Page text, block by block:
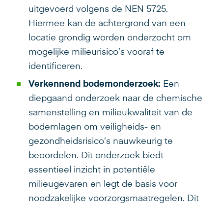
uitgevoerd volgens de NEN 5725.
Hiermee kan de achtergrond van een
locatie grondig worden onderzocht om
mogelijke milieurisico’s vooraf te
identificeren.
Verkennend bodemonderzoek: Een
diepgaand onderzoek naar de chemische
samenstelling en milieukwaliteit van de
bodemlagen om veiligheids- en
gezondheidsrisico’s nauwkeurig te
beoordelen. Dit onderzoek biedt
essentieel inzicht in potentiële
milieugevaren en legt de basis voor
noodzakelijke voorzorgsmaatregelen. Dit